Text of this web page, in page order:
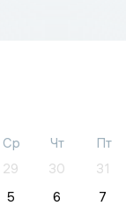
Ср Чт Пт
29 30 31
5 6 7